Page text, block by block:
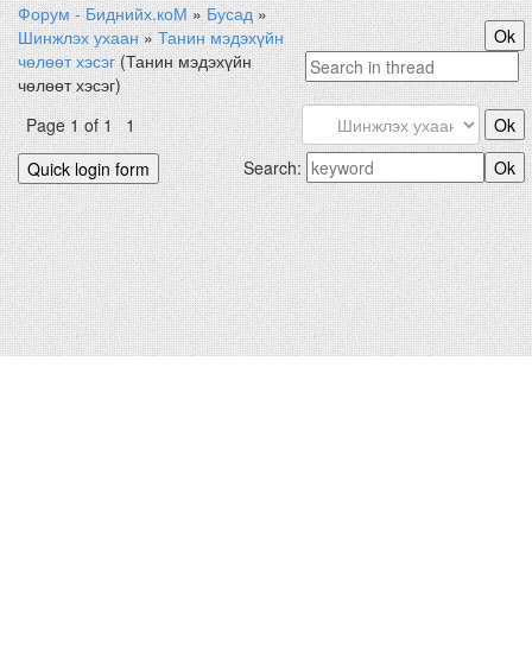
Форум - Биднийх.коМ » Бусад »
Шинжлэх ухаан » Танин мэдэхүйн
чөлөөт хэсэг (Танин мэдэхүйн
чөлөөт хэсэг)
Page1of1 1
Search: